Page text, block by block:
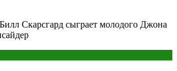
Скарсгард сыграет молодого Джона